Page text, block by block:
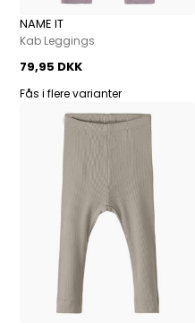
NAME IT
Kab Leggings
79,95 DKK
Fås i flere varianter